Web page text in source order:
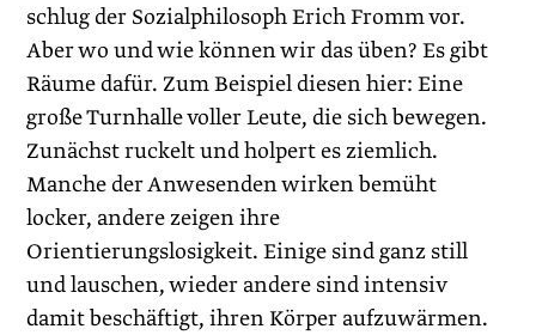
schlug der Sozialphilosoph Erich Fromm vor.
Aber wo und wie können wir das üben? Es gibt
Räume dafür. Zum Beispiel diesen hier: Eine
große Turnhalle voller Leute, die sich bewegen.
Zunächst ruckelt und holpert es ziemlich.
Manche der Anwesenden wirken bemüht
locker, andere zeigen ihre
Orientierungslosigkeit. Einige sind ganz still
und lauschen, wieder andere sind intensiv
damit beschäftigt, ihren Körper aufzuwärmen.